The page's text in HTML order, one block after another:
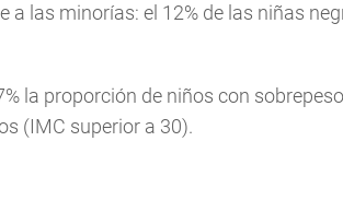
las minorías: el 12% de las niñas
la proporción de niños con
(IMC superior a 30).